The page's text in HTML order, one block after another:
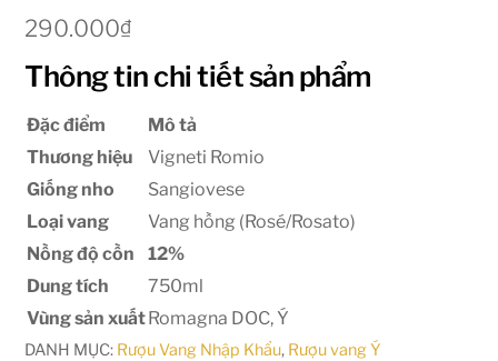
290.000₫
Thông tin chi tiết sản phẩm
Đặc điểm
Mô tả
Thương hiệu
Vigneti Romio
Giống nho
Sangiovese
Loại vang
Vang hồng (Rosé/Rosato)
Nồng độ cồn
12%
Dung tích
750ml
Vùng sản xuấtRomagna DOC, Ý
DANH MỤC: Rượu Vang Nhập Khẩu, Rượu vang Ý